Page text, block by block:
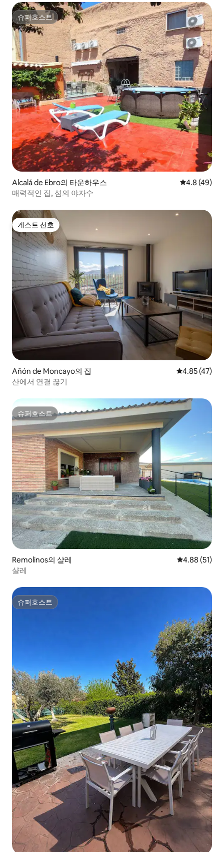
슈퍼호스트
슈퍼호스트
Alcalá de Ebro의 타운하우스 평점 4.8점(5
4.8 (49)
매력적인 집, 섬의 야자수
게스트 선호
게스트 선호
Añón de Moncayo의 집 평점 4.85점
4.85 (47)
산에서 연결 끊기
슈퍼호스트
슈퍼호스트
Remolinos의 샬레 평점 4.88점
4.88 (51)
샬레
슈퍼호스트
슈퍼호스트